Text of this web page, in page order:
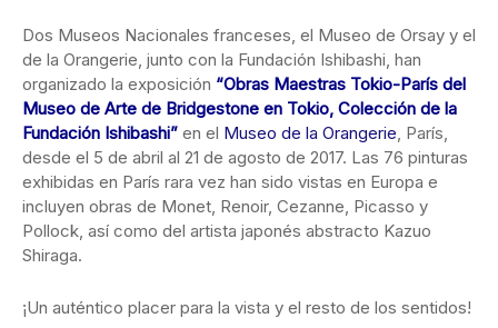
Dos Museos Nacionales franceses, el Museo de Orsay y el
de la Orangerie, junto con la Fundación Ishibashi, han
organizado la exposición “Obras Maestras Tokio-París del
Museo de Arte de Bridgestone en Tokio, Colección de la
Fundación Ishibashi” en el Museo de la Orangerie, París,
desde el 5 de abril al 21 de agosto de 2017. Las 76 pinturas
exhibidas en París rara vez han sido vistas en Europa e
incluyen obras de Monet, Renoir, Cezanne, Picasso y
Pollock, así como del artista japonés abstracto Kazuo
Shiraga.
¡Un auténtico placer para la vista y el resto de los sentidos!